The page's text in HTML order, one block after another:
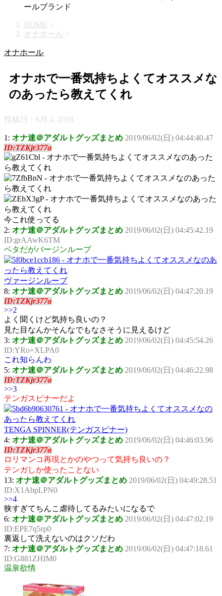
ールブランド
HOME >
オナホール >
オナホール
オナホで一番気持ちよくてオススメな
のあったら教えてくれ
投稿日： 6月 4, 2019
1: オナ速＠アダルトグッズまとめ 2019/06/02(日) 04:44:40.47
ID:TZKjr377a
今これ使ってる
2: オナ速＠アダルトグッズまとめ 2019/06/02(日) 04:45:42.19
ID:grAAwK6TM
ベタだがバージンループ
ヴァージンループ
8: オナ速＠アダルトグッズまとめ 2019/06/02(日) 04:47:20.19
ID:TZKjr377a
>>2
よく聞くけど気持ち良いの？
見た目なんかそんなでもなさそうに見えるけど
3: オナ速＠アダルトグッズまとめ 2019/06/02(日) 04:45:54.26
ID:YRo+XLPA0
これ知らんわ
5: オナ速＠アダルトグッズまとめ 2019/06/02(日) 04:46:22.98
ID:TZKjr377a
>>3
テンガスピナーだよ
TENGA SPINNER(テンガスピナー)
4: オナ速＠アダルトグッズまとめ 2019/06/02(日) 04:46:03.96
ID:TZKjr377a
ロリマンコ再現とかのやつって気持ち良いの？
テンガしか使ったことない
13: オナ速＠アダルトグッズまとめ 2019/06/02(日) 04:49:28.51
ID:X1AbpLPN0
>>4
狭すぎてちんこ虐待してるみたいになるで
6: オナ速＠アダルトグッズまとめ 2019/06/02(日) 04:47:02.19
ID:EPE7q5rp0
裏返して洗えないのはクソだわ
7: オナ速＠アダルトグッズまとめ 2019/06/02(日) 04:47:18.61
ID:G881ZHIM0
温泉欲情